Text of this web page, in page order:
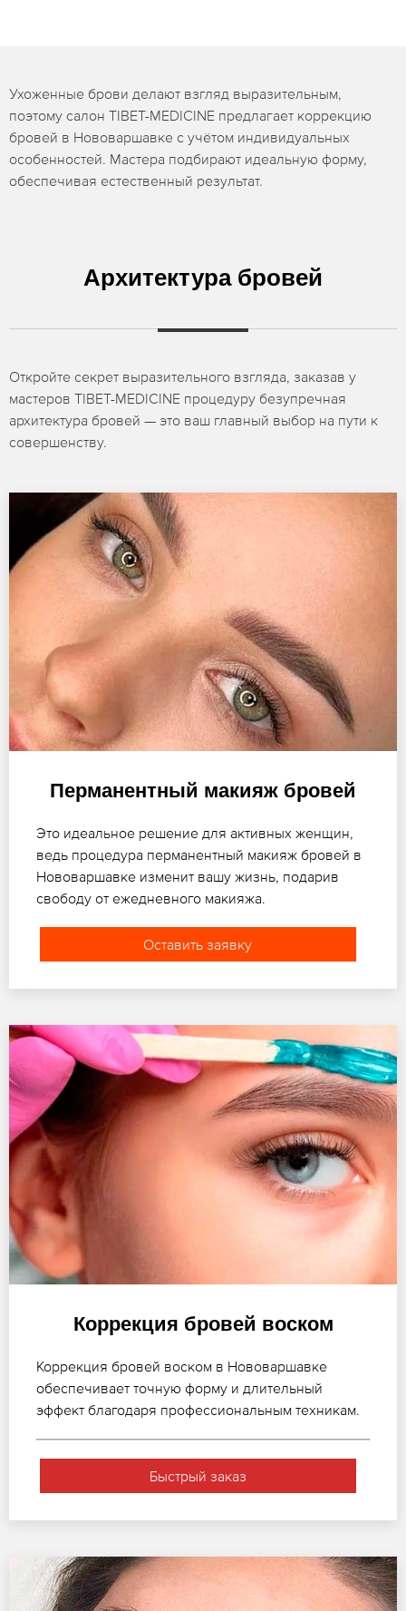
Ухоженные брови делают взгляд выразительным,
поэтому салон TIBET-MEDICINE предлагает коррекцию
бровей в Нововаршавке с учётом индивидуальных
особенностей. Мастера подбирают идеальную форму,
обеспечивая естественный результат.
Архитектура бровей
Откройте секрет выразительного взгляда, заказав у
мастеров TIBET-MEDICINE процедуру безупречная
архитектура бровей — это ваш главный выбор на пути к
совершенству.
Перманентный макияж бровей
Это идеальное решение для активных женщин,
ведь процедура перманентный макияж бровей в
Нововаршавке изменит вашу жизнь, подарив
свободу от ежедневного макияжа.
Оставить заявку
Коррекция бровей воском
Коррекция бровей воском в Нововаршавке
обеспечивает точную форму и длительный
эффект благодаря профессиональным техникам.
Быстрый заказ